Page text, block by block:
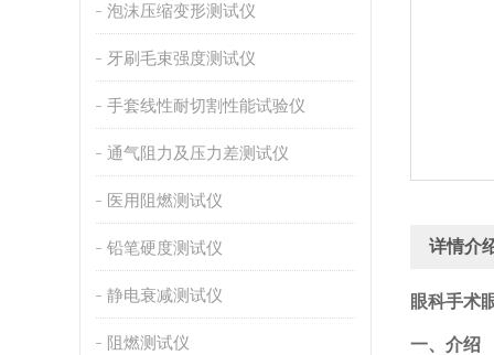
泡沫压缩变形测试仪
牙刷毛束强度测试仪
手套线性耐切割性能试验仪
通气阻力及压力差测试仪
医用阻燃测试仪
铅笔硬度测试仪
静电衰减测试仪
阻燃测试仪
详情介
眼科手术
‌一、介绍